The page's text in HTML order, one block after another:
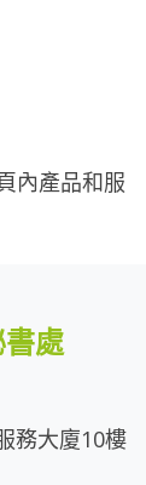
內產品和服
處
務大廈10樓